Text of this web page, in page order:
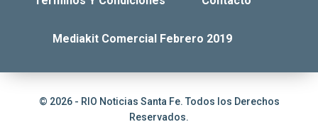
Mediakit Comercial Febrero 2019
© 2026 - RIO Noticias Santa Fe. Todos los Derechos
Reservados.